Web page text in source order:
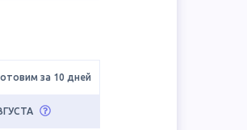
за 10 дней